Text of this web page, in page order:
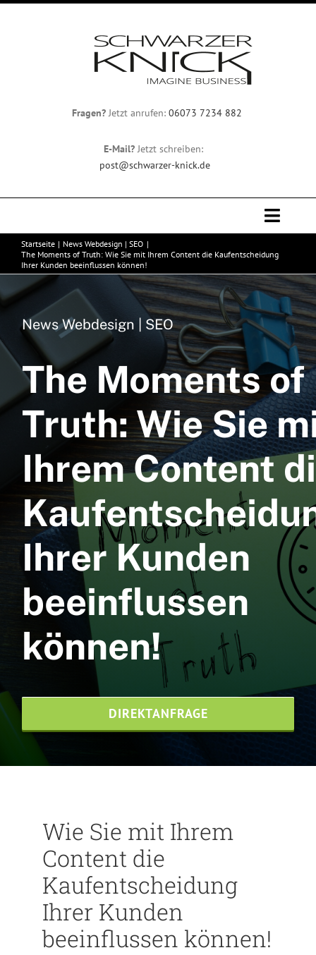
Fragen?Jetzt anrufen: 06073 7234 882
E-Mail?Jetzt schreiben:
post@schwarzer-knick.de
Toggle
Professionelles Webdesign
Team
Webdesign
Webhosting NVMe
SEO Agentur
Printdesign
Referenzen
Kontaktieren Sie uns
Website-Pflege
Startseite
News Webdesign | SEO
The Moments of Truth: Wie Sie mit Ihrem Content die Kaufentscheidung
Ihrer Kunden beeinflussen können!
News Webdesign | SEO
The Moments of
Truth: Wie Sie
Ihrem Content
Ihrer Kunden
beeinflussen
können!
DIREKTANFRAGE
Wie Sie mit Ihrem
Content die
Kaufentscheidung
Ihrer Kunden
beeinflussen können!